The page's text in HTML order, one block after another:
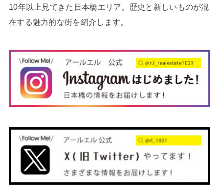
10年以上見てきた日本橋エリア。歴史と新しいものが混
在する魅力的な街を紹介します。